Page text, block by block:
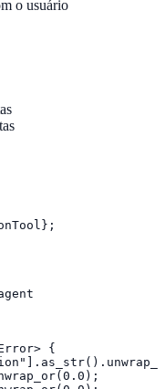
o usuário
{